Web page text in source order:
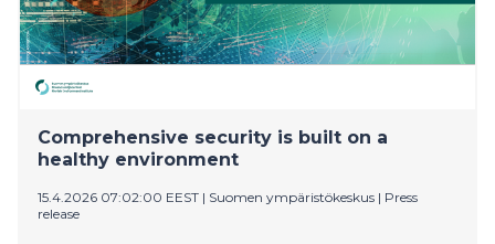
Comprehensive security is built on a
healthy environment
15.4.2026 07:02:00 EEST | Suomen ympäristökeskus | Press
release